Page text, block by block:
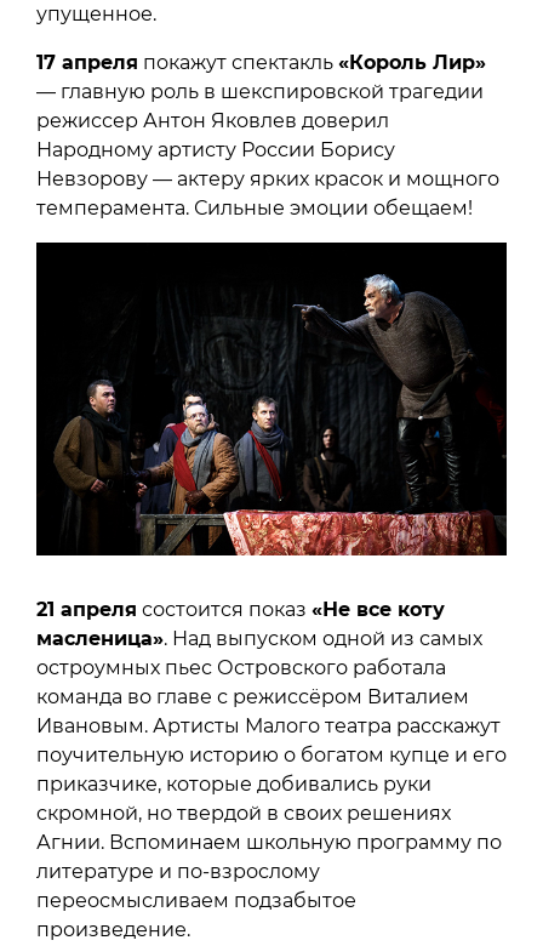
упущенное.
17 апреля покажут спектакль «Король Лир»
— главную роль в шекспировской трагедии
режиссер Антон Яковлев доверил
Народному артисту России Борису
Невзорову — актеру ярких красок и мощного
темперамента. Сильные эмоции обещаем!
21 апреля состоится показ «Не все коту
масленица». Над выпуском одной из самых
остроумных пьес Островского работала
команда во главе с режиссёром Виталием
Ивановым. Артисты Малого театра расскажут
поучительную историю о богатом купце и его
приказчике, которые добивались руки
скромной, но твердой в своих решениях
Агнии. Вспоминаем школьную программу по
литературе и по-взрослому
переосмысливаем подзабытое
произведение.